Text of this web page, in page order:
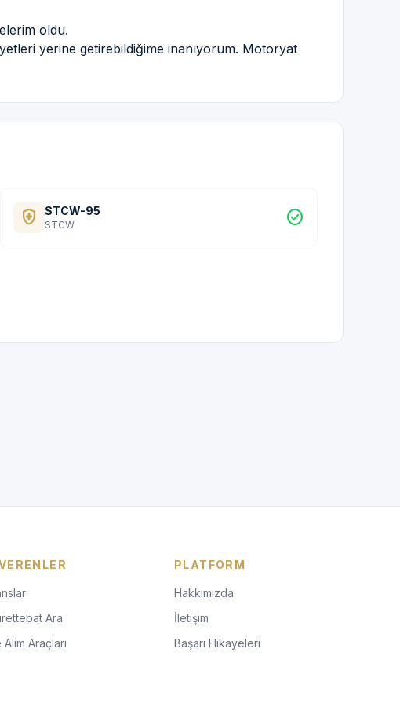
oldu.
yerine getirebildiğime inanıyorum. Motoryat
health_and_safety STCW-95
STCW check_circle
Ara
Alım Araçları
PLATFORM
Hakkımızda
İletişim
Başarı Hikayeleri